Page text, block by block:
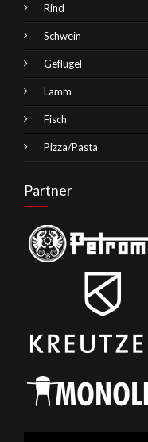
Rind
Schwein
Geflügel
Lamm
Fisch
Pizza/Pasta
Partner